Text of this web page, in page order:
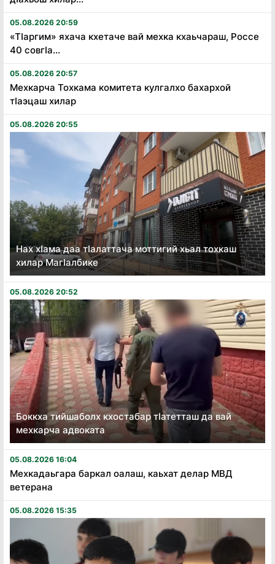
05.08.2026 20:59
«Тӏаргим» яхача кхетаче вай мехка кхаьчараш, Россе
40 совгӏа...
05.08.2026 20:57
Мехкарча Тохкама комитета кулгалхо бахархой
тӏаэцаш хилар
05.08.2026 20:55
Нах хӏама даа тӏалаттача моттигий хьал тохкаш
хилар Магӏалбике
05.08.2026 20:52
Боккха тийшаболх кхостабар тӏатетташ да вай
мехкарча адвоката
05.08.2026 16:04
Мехкадаьгара баркал оалаш, каьхат делар МВД
ветерана
05.08.2026 15:35